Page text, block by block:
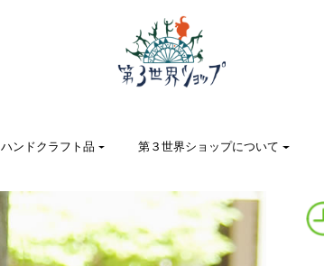
ハンドクラフト品 第３世界ショップについて